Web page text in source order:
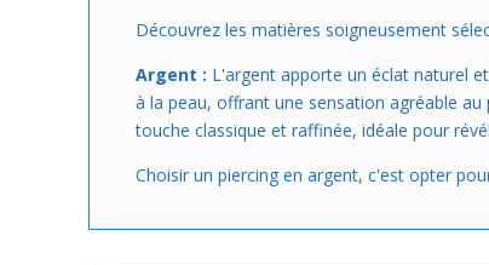
Découvrez les matières soigneusement
Argent : L'argent apporte un éclat naturel
à la peau, offrant une sensation agréable
touche classique et raffinée, idéale pour
Choisir un piercing en argent, c'est opter